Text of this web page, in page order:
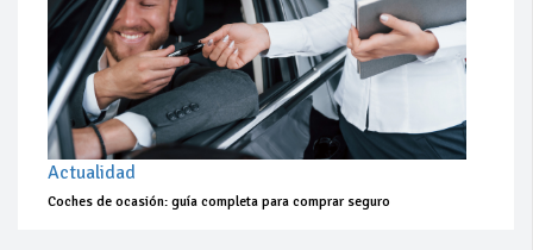
Actualidad
Coches de ocasión: guía completa para comprar seguro